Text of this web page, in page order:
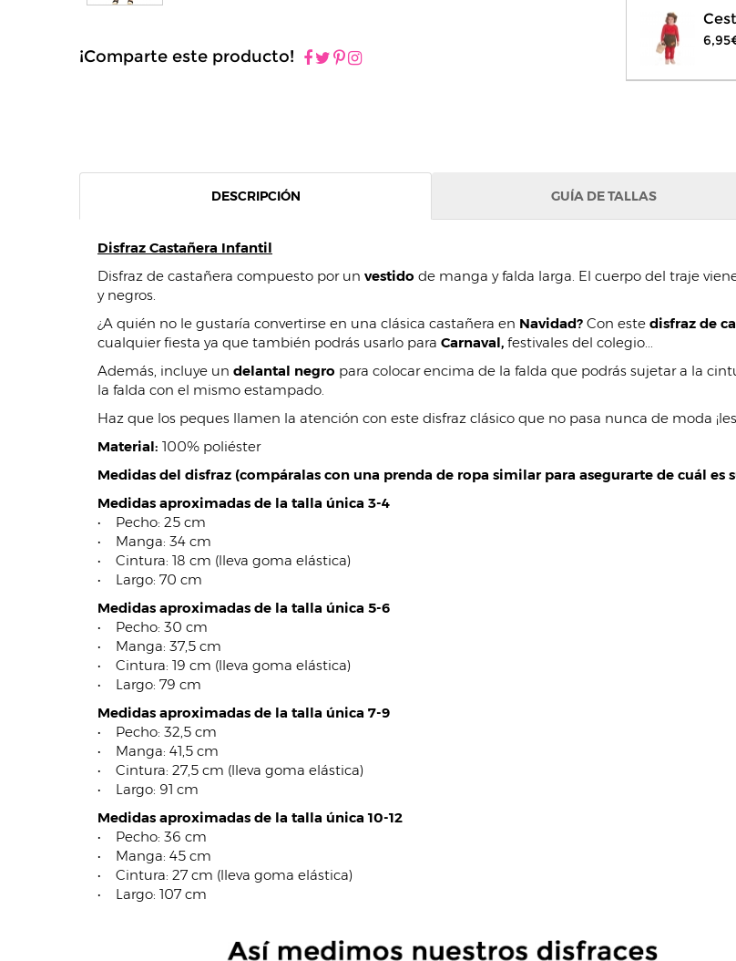
¡Comparte este producto!
DESCRIPCIÓN GUÍA DE TALLAS
Disfraz Castañera Infantil
Disfraz de castañera compuesto por un vestido de manga y falda larga. El cuerpo del traje
y negros.
¿A quién no le gustaría convertirse en una clásica castañera en Navidad? Con este disfraz de
cualquier fiesta ya que también podrás usarlo para Carnaval, festivales del colegio...
Además, incluye un delantal negro para colocar encima de la falda que podrás sujetar a la
la falda con el mismo estampado.
Haz que los peques llamen la atención con este disfraz clásico que no pasa nunca de moda
Material: 100% poliéster
Medidas del disfraz (compáralas con una prenda de ropa similar para asegurarte de cuál es
Medidas aproximadas de la talla única 3-4
• Pecho: 25 cm
• Manga: 34 cm
• Cintura: 18 cm (lleva goma elástica)
• Largo: 70 cm
Medidas aproximadas de la talla única 5-6
• Pecho: 30 cm
• Manga: 37,5 cm
• Cintura: 19 cm (lleva goma elástica)
• Largo: 79 cm
Medidas aproximadas de la talla única 7-9
• Pecho: 32,5 cm
• Manga: 41,5 cm
• Cintura: 27,5 cm (lleva goma elástica)
• Largo: 91 cm
Medidas aproximadas de la talla única 10-12
• Pecho: 36 cm
• Manga: 45 cm
• Cintura: 27 cm (lleva goma elástica)
• Largo: 107 cm